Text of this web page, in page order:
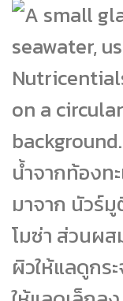
น้ำจากท้องท
มาจาก นัวร์มู
โมซ่า ส่วนผ
ผิวให้แลดูกร